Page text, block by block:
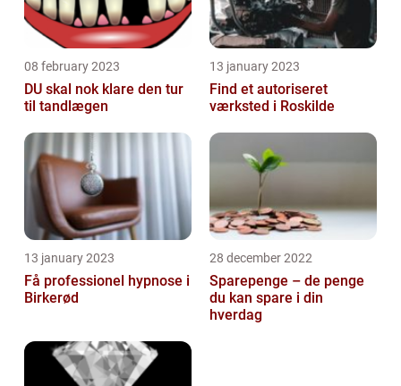
08 february 2023
DU skal nok klare den tur
til tandlægen
13 january 2023
Find et autoriseret
værksted i Roskilde
13 january 2023
Få professionel hypnose i
Birkerød
28 december 2022
Sparepenge – de penge
du kan spare i din
hverdag